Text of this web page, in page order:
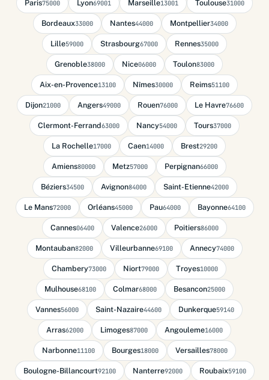
Paris75000 Lyon69001 Marseille13001 Toulouse31000
Bordeaux33000 Nantes44000 Montpellier34000
Lille59000 Strasbourg67000 Rennes35000
Grenoble38000 Nice06000 Toulon83000
Aix-en-Provence13100 Nîmes30000 Reims51100
Dijon21000 Angers49000 Rouen76000 Le Havre76600
Clermont-Ferrand63000 Nancy54000 Tours37000
La Rochelle17000 Caen14000 Brest29200
Amiens80000 Metz57000 Perpignan66000
Béziers34500 Avignon84000 Saint-Etienne42000
Le Mans72000 Orléans45000 Pau64000 Bayonne64100
Cannes06400 Valence26000 Poitiers86000
Montauban82000 Villeurbanne69100 Annecy74000
Chambery73000 Niort79000 Troyes10000
Mulhouse68100 Colmar68000 Besancon25000
Vannes56000 Saint-Nazaire44600 Dunkerque59140
Arras62000 Limoges87000 Angouleme16000
Narbonne11100 Bourges18000 Versailles78000
Boulogne-Billancourt92100 Nanterre92000 Roubaix59100